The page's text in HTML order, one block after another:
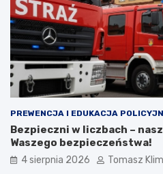
PREWENCJA I EDUKACJA
Bezpieczni w liczbach –
Waszego bezpieczeństwa!
4 sierpnia 2026 Tomasz